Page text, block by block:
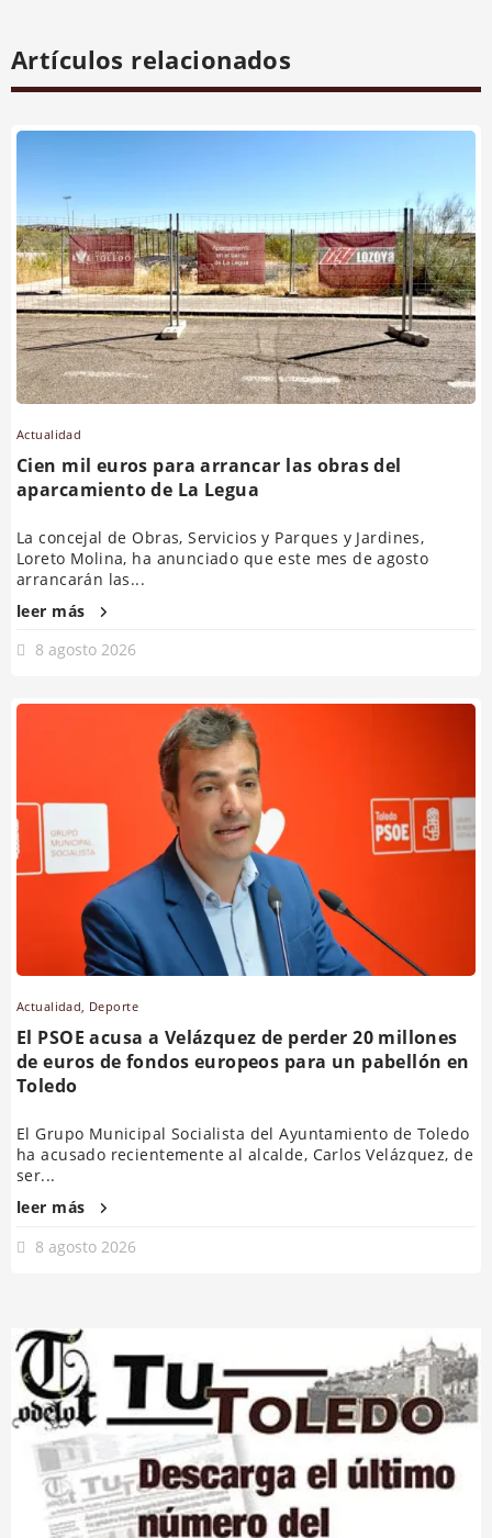
Artículos relacionados
Actualidad
Cien mil euros para arrancar las obras del
aparcamiento de La Legua
La concejal de Obras, Servicios y Parques y Jardines,
Loreto Molina, ha anunciado que este mes de agosto
arrancarán las...
leer más
8 agosto 2026
Actualidad, Deporte
El PSOE acusa a Velázquez de perder 20 millones
de euros de fondos europeos para un pabellón en
Toledo
El Grupo Municipal Socialista del Ayuntamiento de Toledo
ha acusado recientemente al alcalde, Carlos Velázquez, de
ser...
leer más
8 agosto 2026